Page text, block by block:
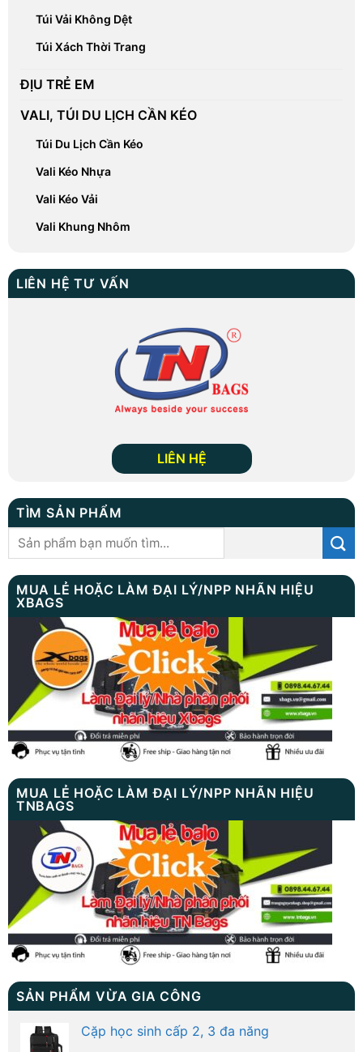
Túi Vải Không Dệt
Túi Xách Thời Trang
ĐỊU TRẺ EM
VALI, TÚI DU LỊCH CẦN KÉO
Túi Du Lịch Cần Kéo
Vali Kéo Nhựa
Vali Kéo Vải
Vali Khung Nhôm
LIÊN HỆ TƯ VẤN
LIÊN HỆ
TÌM SẢN PHẨM
Tìm
kiếm:
MUA LẺ HOẶC LÀM ĐẠI LÝ/NPP NHÃN HIỆU
XBAGS
MUA LẺ HOẶC LÀM ĐẠI LÝ/NPP NHÃN HIỆU
TNBAGS
SẢN PHẨM VỪA GIA CÔNG
Cặp học sinh cấp 2, 3 đa năng